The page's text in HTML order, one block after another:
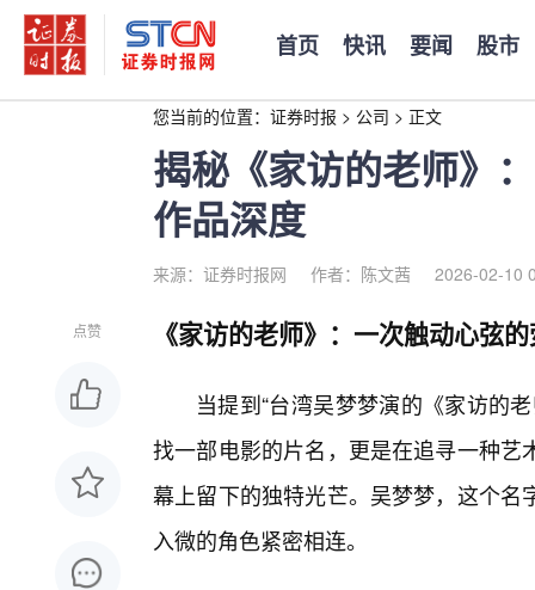
首页 快讯 要闻 股市
您当前的位置： 证券时报 > 公司 > 正文
揭秘《家访的老师》
作品深度
来源：证券时报网 作者：陈文茜 2026-02-10
点赞 《家访的老师》：一次触动心弦
当提到“台湾吴梦梦演的《家访的
找一部电影的片名，更是在追寻一种
幕上留下的独特光芒。吴梦梦，这个
入微的角色紧密相连。